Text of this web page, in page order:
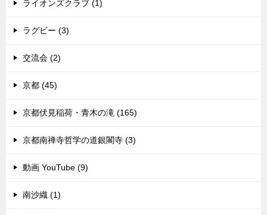
ライオンズクラブ (1)
ラグビー (3)
交流会 (2)
京都 (45)
京都伏見稲荷・青木の滝 (165)
京都南禅寺哲学の道銀閣寺 (3)
動画 YouTube (9)
南沙織 (1)